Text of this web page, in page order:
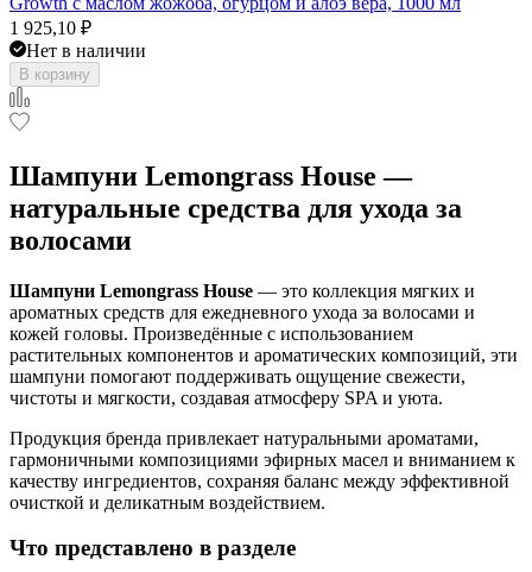
1 925,10 ₽
Нет в наличии
В корзину
Шампуни Lemongrass House —
натуральные средства для ухода за
волосами
Шампуни Lemongrass House — это коллекция мягких и
ароматных средств для ежедневного ухода за волосами и
кожей головы. Произведённые с использованием
растительных компонентов и ароматических композиций, эти
шампуни помогают поддерживать ощущение свежести,
чистоты и мягкости, создавая атмосферу SPA и уюта.
Продукция бренда привлекает натуральными ароматами,
гармоничными композициями эфирных масел и вниманием к
качеству ингредиентов, сохраняя баланс между эффективной
очисткой и деликатным воздействием.
Что представлено в разделе